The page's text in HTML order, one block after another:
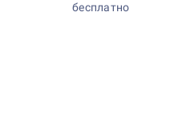
бесплатно